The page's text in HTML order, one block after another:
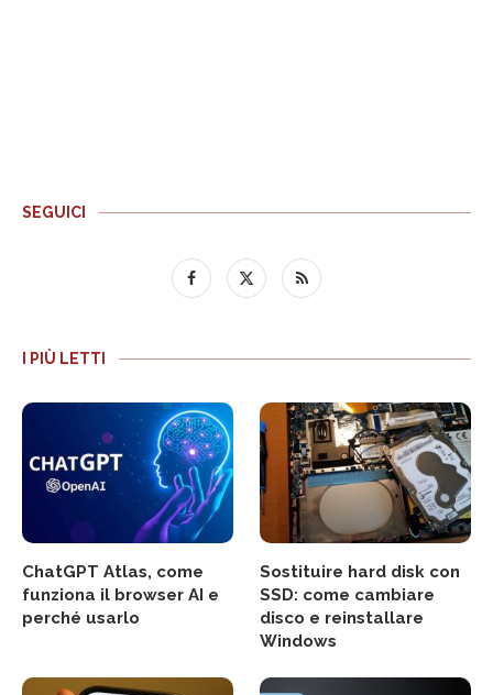
SEGUICI
I PIÙ LETTI
ChatGPT Atlas, come
funziona il browser AI e
perché usarlo
Sostituire hard disk con
SSD: come cambiare
disco e reinstallare
Windows